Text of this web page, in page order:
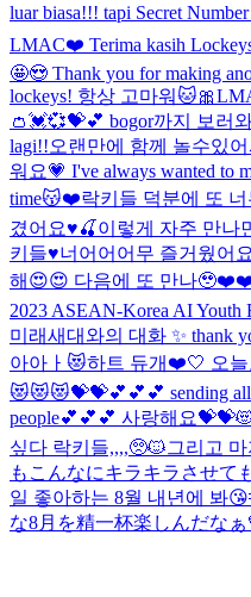
luar biasa!!! tapi Secret
LMAC❤️ Terima kasih
🤩😍 Thank you for making
lockeys! 항상 고마워🐱🎀
👛💓💞💝💕 bogor까지 보러
lagi!!오랜만에 함께 놀수있
워요💗 I've always wanted to
time😽❤️락키들 덕분에 또
겼어요♥️🍒이렇게 자주 만나
키들♥️너어어어무 즐거웠어
해😍😍 다음에 또 만나
2023 ASEAN-Korea AI
미래새대와의 대화 ✨ thank
아아ㅏ😻하트 듀개❤️🤍 오
😻😻😻💝💝💕💕💕 sending
people💕💕💕 사랑해요
싶다 락키들,,,,🥺🐱그리고
もこんなにキラキラさせて
일 좋아하는 8월 내년에 봐
な8月を精一杯楽しんだなぁ